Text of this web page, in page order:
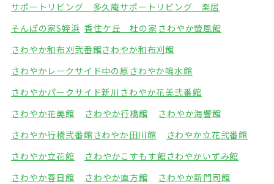
サポートリビング 多久庵サポートリビング 楽居
そんぽの家S姪浜 香住ケ丘 杜の家 さわやか螢風館
さわやか和布刈弐番館さわやか和布刈館
さわやかレークサイド中の原さわやか鳴水館
さわやかパークサイド新川 さわやか花美弐番館
さわやか花美館
さわやか行橋館
さわやか海響館
さわやか行橋弐番館さわやか田川館
さわやか立花弐番館
さわやか立花館
さわやかこすもす館さわやかいずみ館
さわやか春日館
さわやか直方館
さわやか新門司館